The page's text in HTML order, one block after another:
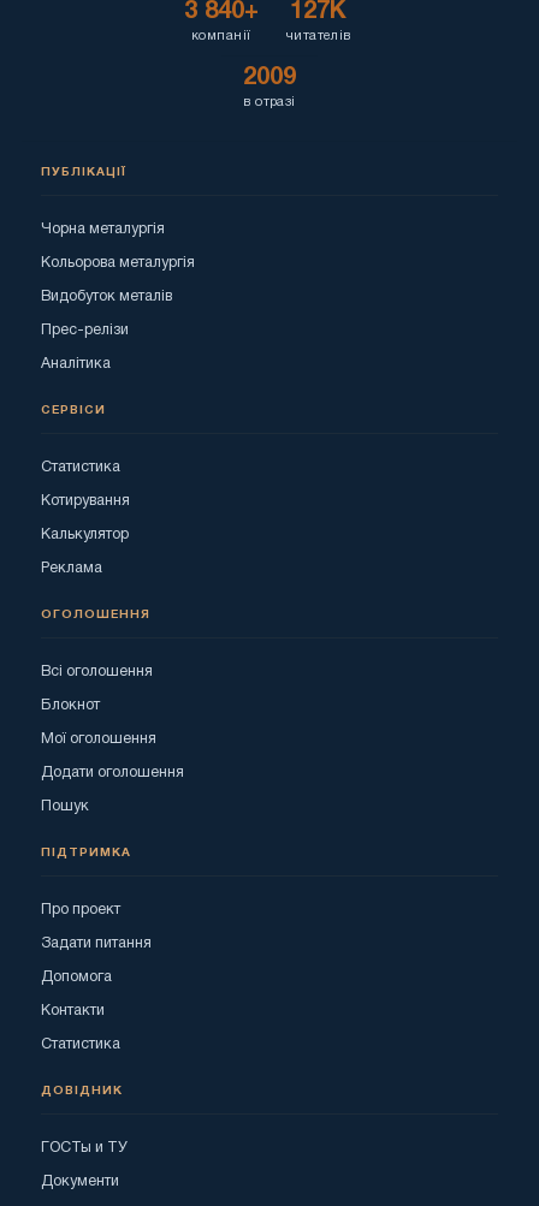
3 840+
компанії
127K
читателів
2009
в отразі
ПУБЛІКАЦІЇ
Чорна металургія
Кольорова металургія
Видобуток металів
Прес-релізи
Аналітика
СЕРВІСИ
Статистика
Котирування
Калькулятор
Реклама
ОГОЛОШЕННЯ
Всі оголошення
Блокнот
Мої оголошення
Додати оголошення
Пошук
ПІДТРИМКА
Про проект
Задати питання
Допомога
Контакти
Статистика
ДОВІДНИК
ГОСТы и ТУ
Документи